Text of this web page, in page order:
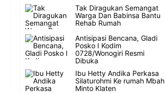
Tak Diragukan Semangat
Warga Dan Babinsa Bantu
Rehab Rumah
Antisipasi Bencana, Gladi
Posko I Kodim
0728/Wonogiri Resmi
Dibuka
Ibu Hetty Andika Perkasa
Silaturohmi Ke rumah Mbah
Minto Klaten